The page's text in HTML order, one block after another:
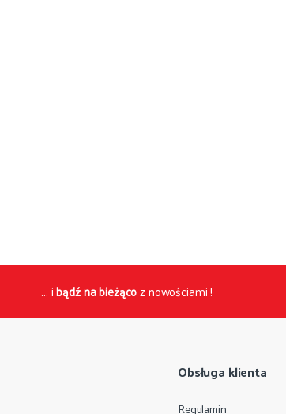
... ibądź na bieżącoz nowościami !
Obsługa klienta
Regulamin